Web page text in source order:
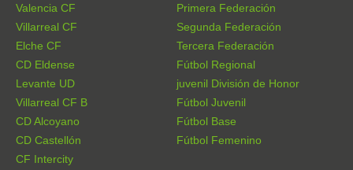
Valencia CF
Villarreal CF
Elche CF
CD Eldense
Levante UD
Villarreal CF B
CD Alcoyano
CD Castellón
CF Intercity
Primera Federación
Segunda Federación
Tercera Federación
Fútbol Regional
juvenil División de Honor
Fútbol Juvenil
Fútbol Base
Fútbol Femenino